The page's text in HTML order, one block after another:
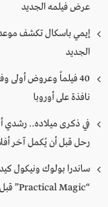
عرض فيلمه الجديد
إيمي باسكال تكشف
الجديد
40 فيلماً وعروض أولى
نافذة على أوروبا
في ذكرى ميلاده.. رشدي
رحل قبل أن يُكمل آخر
ساندرا بولوك ونيكول
“Practical Magic” قبل طرح الجزء الثاني